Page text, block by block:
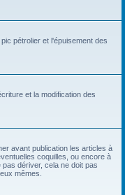
pétrolier et l'épuisement des
et la modification des
avant publication les articles à
coquilles, ou encore à
dériver, cela ne doit pas
mêmes.